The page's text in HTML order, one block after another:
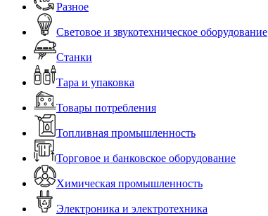
Разное
Световое и звукотехническое оборудование
Станки
Тара и упаковка
Товары потребления
Топливная промышленность
Торговое и банковское оборудование
Химическая промышленность
Электроника и электротехника